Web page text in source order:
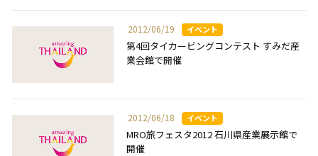
2012/06/19
第4回タイカービングコンテスト すみだ産
業会館で開催
2012/06/18
MRO旅フェスタ2012 石川県産業展示館で
開催